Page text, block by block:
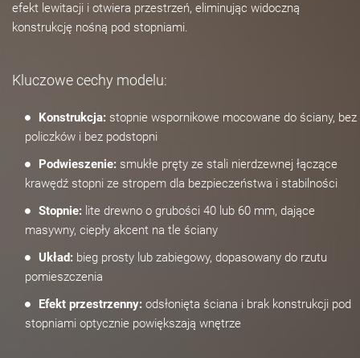
efekt lewitacji i otwiera przestrzeń, eliminując widoczną
konstrukcję nośną pod stopniami.
Kluczowe cechy modelu:
Konstrukcja: stopnie wspornikowe mocowane do ściany, bez
policzków i bez podstopni
Podwieszenie: smukłe pręty ze stali nierdzewnej łączące
krawędź stopni ze stropem dla bezpieczeństwa i stabilności
Stopnie: lite drewno o grubości 40 lub 60 mm, dające
masywny, ciepły akcent na tle ściany
Układ: bieg prosty lub zabiegowy, dopasowany do rzutu
pomieszczenia
Efekt przestrzenny: odsłonięta ściana i brak konstrukcji pod
stopniami optycznie powiększają wnętrze